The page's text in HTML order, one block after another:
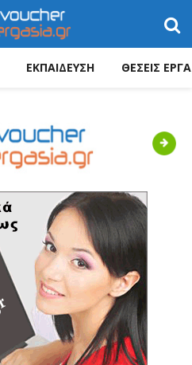
ΕΚΠΑΙΔΕΥΣΗ ΘΕΣΕΙΣ
Next